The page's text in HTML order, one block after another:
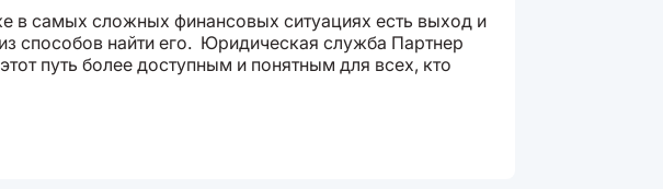
в самых сложных финансовых ситуациях есть выход и
способов найти его. Юридическая служба Партнер
путь более доступным и понятным для всех, кто